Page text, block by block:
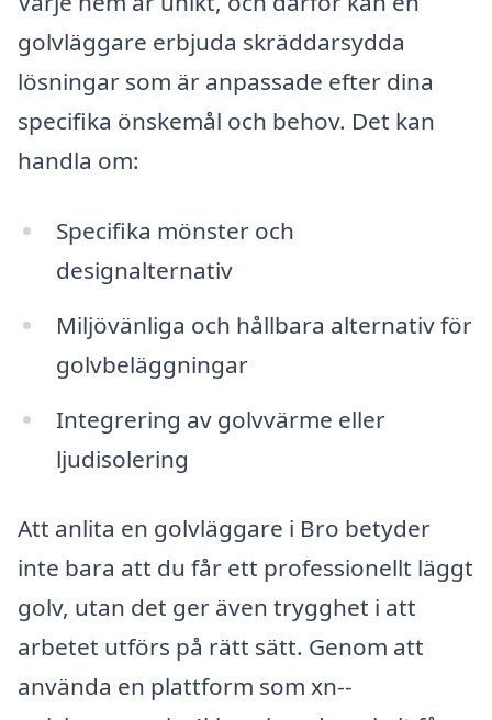
golvläggare erbjuda skräddarsydda
lösningar som är anpassade efter dina
specifika önskemål och behov. Det kan
handla om:
Specifika mönster och
designalternativ
Miljövänliga och hållbara alternativ för
golvbeläggningar
Integrering av golvvärme eller
ljudisolering
Att anlita en golvläggare i Bro betyder
inte bara att du får ett professionellt läggt
golv, utan det ger även trygghet i att
arbetet utförs på rätt sätt. Genom att
använda en plattform som xn--